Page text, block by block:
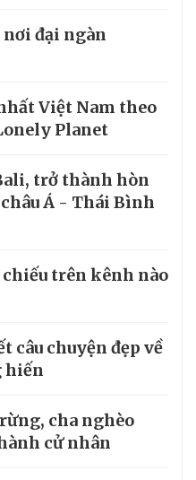
nơi đại ngàn
Việt Nam theo
Planet
trở thành hòn
Á - Thái Bình
chiếu trên kênh nào
câu chuyện đẹp về
hiến
cha nghèo
cử nhân